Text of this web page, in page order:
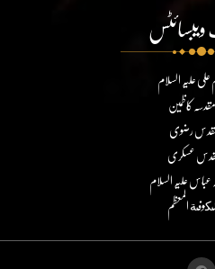
علیہ السلام
کاظمین
رضوی
عسکری
علیہ السلام
المعظم